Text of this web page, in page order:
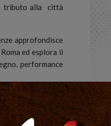
tributo alla città
approfondisce
ed esplora il
performance
e personali
Arti, speach
e Barcellona,